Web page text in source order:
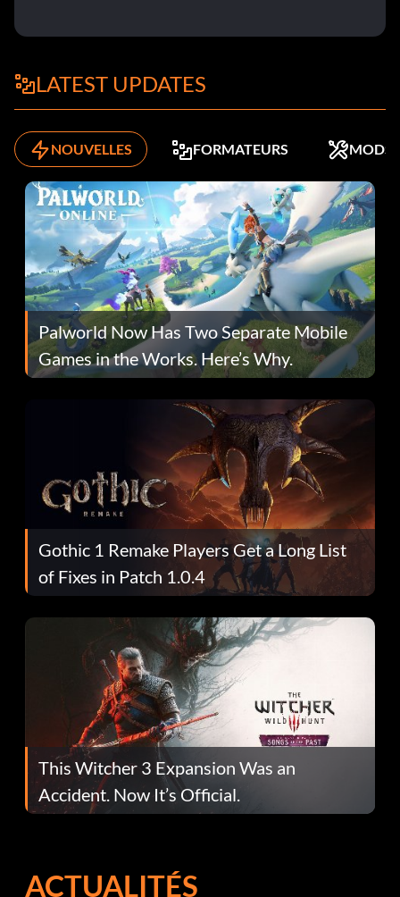
LATEST UPDATES
NOUVELLES FORMATEURS MODS
Palworld Now Has Two Separate Mobile
Games in the Works. Here’s Why.
Gothic 1 Remake Players Get a Long List
of Fixes in Patch 1.0.4
This Witcher 3 Expansion Was an
Accident. Now It’s Official.
ACTUALITÉS